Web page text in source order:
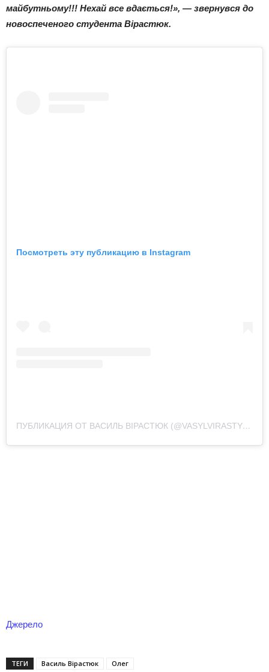
майбутньому!!! Нехай все вдається!», — звернувся до
новоспеченого студента Вірастюк.
Посмотреть эту публикацию в Instagram
ПУБЛИКАЦИЯ ОТ ВАСИЛЬ ВІРАСТЮК (@VASYLVIRASTYUK)
Джерело
ТЕГИ Василь Вірастюк Олег